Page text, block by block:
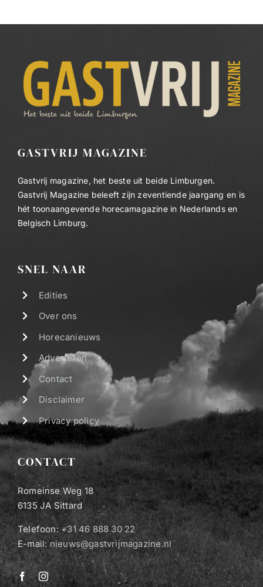
GASTVRIJ MAGAZINE
Gastvrij magazine, het beste uit beide Limburgen.
Gastvrij Magazine beleeft zijn zeventiende jaargang en is
hét toonaangevende horecamagazine in Nederlands en
Belgisch Limburg.
SNEL NAAR
Edities
Over ons
Horecanieuws
Adverteren
Contact
Disclaimer
Privacy policy
CONTACT
Romeinse Weg 18
6135 JA Sittard
Telefoon:+31 46 888 30 22
E-mail:nieuws@gastvrijmagazine.nl